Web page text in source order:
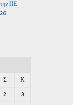
ΠΕ
Σ Κ
2 3